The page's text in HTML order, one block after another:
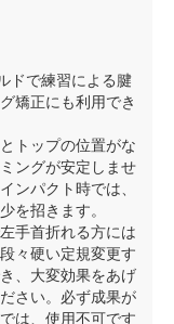
ドで練習による腱
矯正にも利用でき
トップの位置がな
ングが安定しませ
ンパクト時では、
を招きます。
手首折れる方には
々硬い定規変更す
、大変効果をあげ
さい。必ず成果が
は、使用不可です